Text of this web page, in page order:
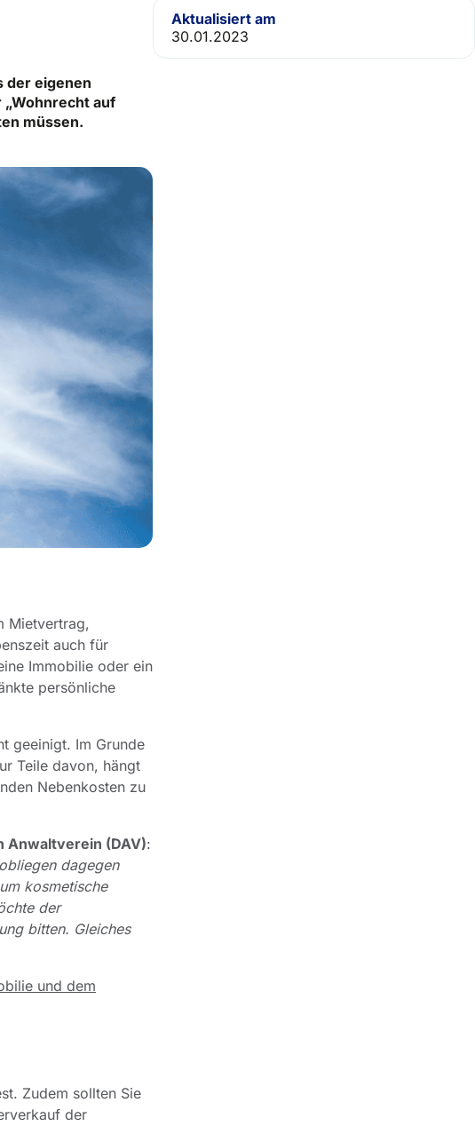
der eigenen
auf
müssen.
Mietvertrag,
auch für
Immobilie oder ein
persönliche
geeinigt. Im Grunde
Teile davon, hängt
Nebenkosten zu
Anwaltverein (DAV):
dagegen
kosmetische
der
bitten. Gleiches
und dem
Zudem sollten Sie
der
Aktualisiert am
30.01.2023